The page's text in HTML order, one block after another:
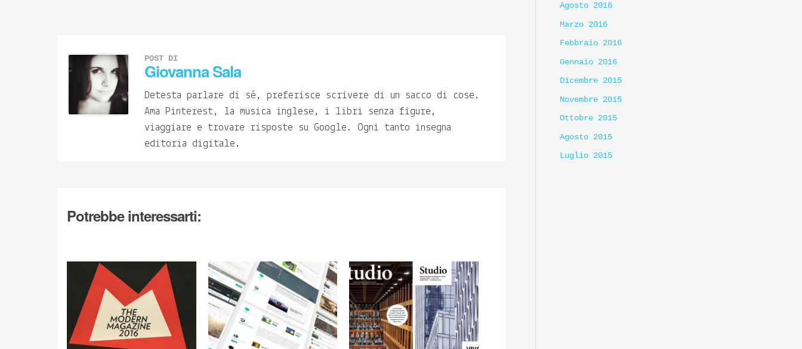
POST DI
Giovanna Sala
Detesta parlare di sé, preferisce scrivere di un sacco di cose.
Ama Pinterest, la musica inglese, i libri senza figure,
viaggiare e trovare risposte su Google. Ogni tanto insegna
editoria digitale.
Potrebbe interessarti:
Agosto 2016
Marzo 2016
Febbraio 2016
Gennaio 2016
Dicembre 2015
Novembre 2015
Ottobre 2015
Agosto 2015
Luglio 2015